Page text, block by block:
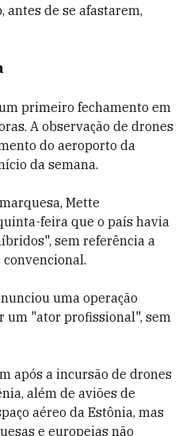
antes de se afastarem,
primeiro fechamento em
A observação de drones
do aeroporto da
da semana.
Mette
feira que o país havia
sem referência a
uma operação
um "ator profissional", sem
após a incursão de drones
além de aviões de
aéreo da Estônia, mas
e europeias não